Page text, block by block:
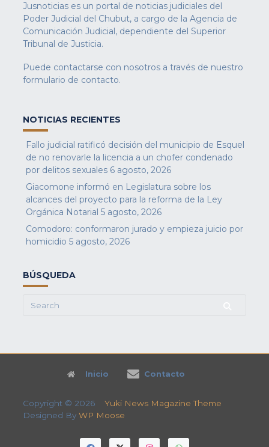
Jusnoticias es un portal de noticias judiciales del
Poder Judicial del Chubut, a cargo de la Agencia de
Comunicación Judicial, dependiente del Superior
Tribunal de Justicia.
Puede contactarse con nosotros a través de nuestro
formulario de contacto.
NOTICIAS RECIENTES
Fallo judicial ratificó decisión del municipio de Esquel
de no renovarle la licencia a un chofer condenado
por delitos sexuales 6 agosto, 2026
Giacomone informó en Legislatura sobre los
alcances del proyecto para la reforma de la Ley
Orgánica Notarial 5 agosto, 2026
Comodoro: conformaron jurado y empieza juicio por
homicidio 5 agosto, 2026
BÚSQUEDA
Search
Inicio Contacto
Copyright © 2026 Yuki News Magazine Theme
Designed By WP Moose